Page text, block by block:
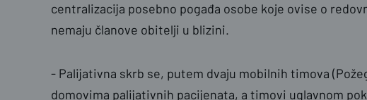
centralizacija posebno pogađa osobe koje ovise o
nemaju članove obitelji u blizini.
- Palijativna skrb se, putem dvaju mobilnih timova
domovima palijativnih pacijenata, a timovi uglavnom